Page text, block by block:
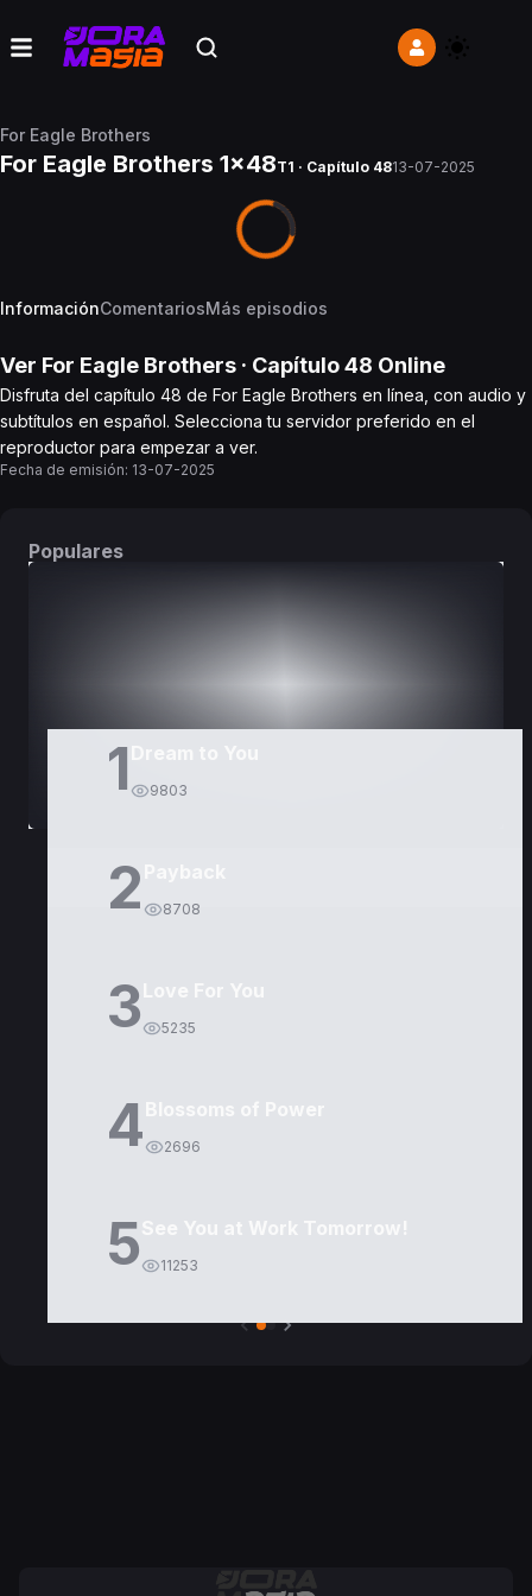
For Eagle Brothers
For Eagle Brothers 1x48T1 · Capítulo 4813-07-2025
InformaciónComentariosMás episodios
Ver For Eagle Brothers · Capítulo48 Online
Disfruta del capítulo 48 de For Eagle Brothers en línea, con audio y
subtítulos en español. Selecciona tu servidor preferido en el
reproductor para empezar a ver.
Fecha de emisión: 13-07-2025
Populares
1 9803
2 8708
3 5235
4 2696
5 11253